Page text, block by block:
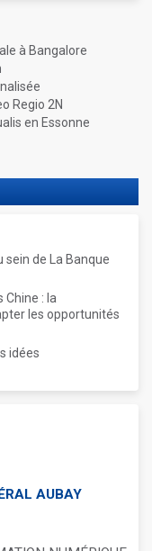
à Bangalore
Regio 2N
en Essonne
sein de La Banque
Chine : la
les opportunités
idées
AUBAY